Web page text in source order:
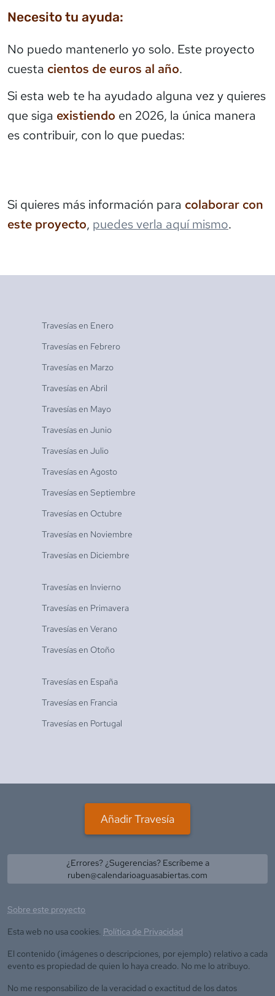
Necesito tu ayuda:
No puedo mantenerlo yo solo. Este proyecto
cuesta cientos de euros al año.
Si esta web te ha ayudado alguna vez y quieres
que siga existiendo en 2026, la única manera
es contribuir, con lo que puedas:
Si quieres más información para colaborar con
este proyecto, puedes verla aquí mismo.
Travesías en Enero
Travesías en Febrero
Travesías en Marzo
Travesías en Abril
Travesías en Mayo
Travesías en Junio
Travesías en Julio
Travesías en Agosto
Travesías en Septiembre
Travesías en Octubre
Travesías en Noviembre
Travesías en Diciembre
Travesías en Invierno
Travesías en Primavera
Travesías en Verano
Travesías en Otoño
Travesías en España
Travesías en Francia
Travesías en Portugal
Añadir Travesía
¿Errores? ¿Sugerencias? Escríbeme a
ruben@calendarioaguasabiertas.com
Sobre este proyecto
Esta web no usa cookies. Política de Privacidad
El contenido (imágenes o descripciones, por ejemplo) relativo a cada
evento es propiedad de quien lo haya creado. No me lo atribuyo.
No me responsabilizo de la veracidad o exactitud de los datos